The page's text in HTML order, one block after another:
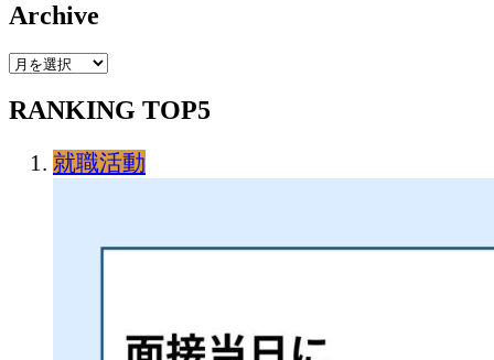
Archive
Archive
RANKING TOP5
就職活動